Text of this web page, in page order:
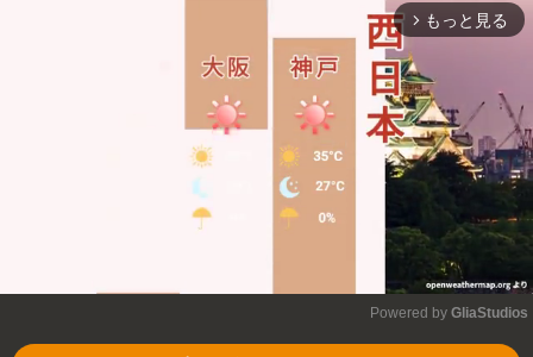
Mute
arrow_forward_ios もっと見る
Powered by GliaStudios